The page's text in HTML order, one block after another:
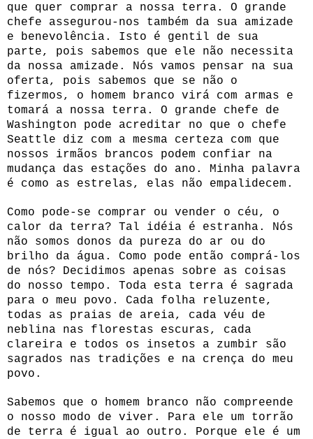
que quer comprar a nossa terra. O grande
chefe assegurou-nos também da sua amizade
e benevolência. Isto é gentil de sua
parte, pois sabemos que ele não necessita
da nossa amizade. Nós vamos pensar na sua
oferta, pois sabemos que se não o
fizermos, o homem branco virá com armas e
tomará a nossa terra. O grande chefe de
Washington pode acreditar no que o chefe
Seattle diz com a mesma certeza com que
nossos irmãos brancos podem confiar na
mudança das estações do ano. Minha palavra
é como as estrelas, elas não empalidecem.
Como pode-se comprar ou vender o céu, o
calor da terra? Tal idéia é estranha. Nós
não somos donos da pureza do ar ou do
brilho da água. Como pode então comprá-los
de nós? Decidimos apenas sobre as coisas
do nosso tempo. Toda esta terra é sagrada
para o meu povo. Cada folha reluzente,
todas as praias de areia, cada véu de
neblina nas florestas escuras, cada
clareira e todos os insetos a zumbir são
sagrados nas tradições e na crença do meu
povo.
Sabemos que o homem branco não compreende
o nosso modo de viver. Para ele um torrão
de terra é igual ao outro. Porque ele é um